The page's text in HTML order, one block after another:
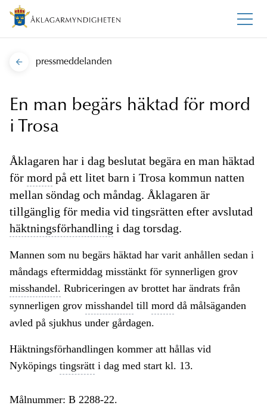
pressmeddelanden
En man begärs häktad för mord
i Trosa
Åklagaren har i dag beslutat begära en man häktad
för mord på ett litet barn i Trosa kommun natten
mellan söndag och måndag. Åklagaren är
tillgänglig för media vid tingsrätten efter avslutad
häktningsförhandling i dag torsdag.
Mannen som nu begärs häktad har varit anhållen sedan i
måndags eftermiddag misstänkt för synnerligen grov
misshandel. Rubriceringen av brottet har ändrats från
synnerligen grov misshandel till mord då målsäganden
avled på sjukhus under gårdagen.
Häktningsförhandlingen kommer att hållas vid
Nyköpings tingsrätt i dag med start kl. 13.
Målnummer: B 2288-22.